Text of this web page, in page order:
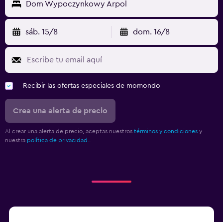
Dom Wypoczynkowy Arpol
sáb. 15/8 dom. 16/8
Recibir las ofertas especiales de momondo
Crea una alerta de precio
Al crear una alerta de precio, aceptas nuestros términos y condiciones y
nuestra política de privacidad.